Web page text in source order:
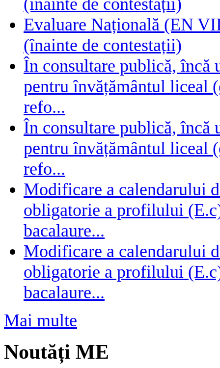
(înainte de contestații)
Evaluare Națională (EN
(înainte de contestații)
În consultare publică, încă
pentru învățământul liceal
refo...
În consultare publică, încă
pentru învățământul liceal
refo...
Modificare a calendarului
obligatorie a profilului
bacalaure...
Modificare a calendarului
obligatorie a profilului
bacalaure...
Mai multe
Noutăți ME